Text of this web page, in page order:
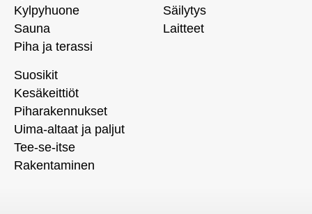
Kylpyhuone
Sauna
Piha ja terassi
Säilytys
Laitteet
Suosikit
Kesäkeittiöt
Piharakennukset
Uima-altaat ja paljut
Tee-se-itse
Rakentaminen